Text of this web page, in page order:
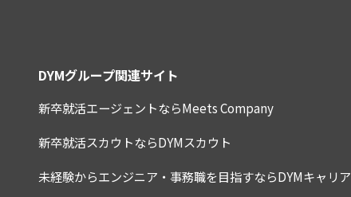
DYMグループ関連サイト
新卒就活エージェントならMeets Company
新卒就活スカウトならDYMスカウト
未経験からエンジニア・事務職を目指すならDYMキャリア